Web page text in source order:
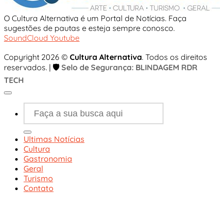
O Cultura Alternativa é um Portal de Notícias. Faça
sugestões de pautas e esteja sempre conosco.
SoundCloud Youtube
Copyright 2026 © Cultura Alternativa. Todos os direitos
reservados. | 🛡️ Selo de Segurança: BLINDAGEM RDR
TECH
Ultimas Notícias
Cultura
Gastronomia
Geral
Turismo
Contato